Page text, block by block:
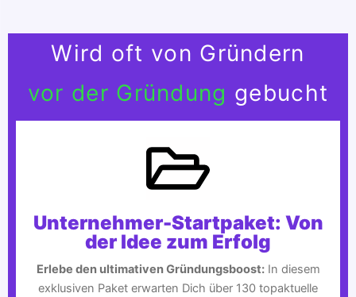
Wird oft von Gründern
vor der Gründung gebucht
Unternehmer-Startpaket: Von
der Idee zum Erfolg
Erlebe den ultimativen Gründungsboost:In diesem
exklusiven Paket erwarten Dich über 130 topaktuelle